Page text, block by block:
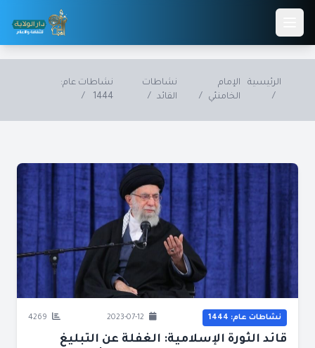
Skip to main content
الرئيسية
/
الإمام
الخامنئي
/
نشاطات
القائد
/
نشاطات عام:
1444
/
نشاطات عام: 1444
قائد الثورة الإسلامية: الغفلة عن التبليغ